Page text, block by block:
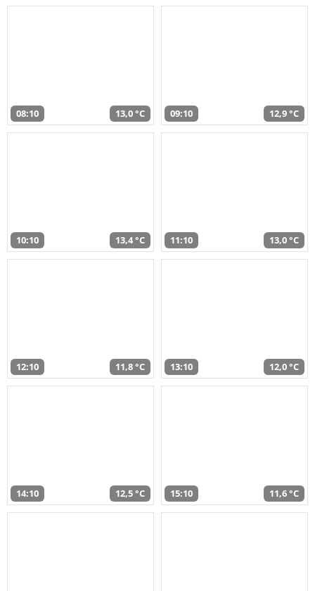
08:10 13,0 °C 09:10 12,9 °C
10:10 13,4 °C 11:10 13,0 °C
12:10 11,8 °C 13:10 12,0 °C
14:10 12,5 °C 15:10 11,6 °C